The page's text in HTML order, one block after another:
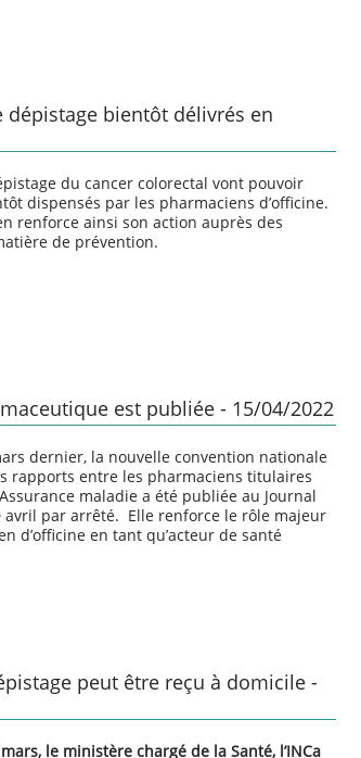
dépistage bientôt délivrés en
du cancer colorectal vont pouvoir
dispensés par les pharmaciens d’officine.
renforce ainsi son action auprès des
de prévention.
est publiée - 15/04/2022
dernier, la nouvelle convention nationale
rapports entre les pharmaciens titulaires
maladie a été publiée au Journal
avril par arrêté. Elle renforce le rôle majeur
d’officine en tant qu’acteur de santé
peut être reçu à domicile -
le ministère chargé de la Santé, l’INCa